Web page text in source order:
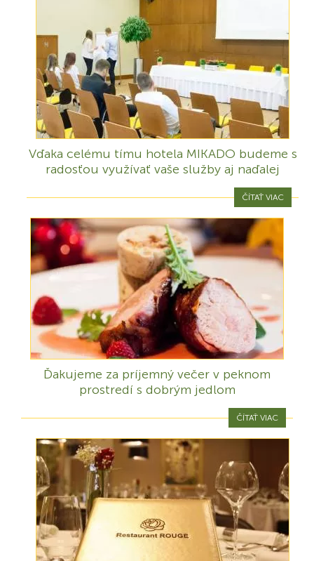
Vďaka celému tímu hotela MIKADO budeme s
radosťou využívať vaše služby aj naďalej
ČÍTAŤ VIAC
Ďakujeme za príjemný večer v peknom
prostredí s dobrým jedlom
ČÍTAŤ VIAC